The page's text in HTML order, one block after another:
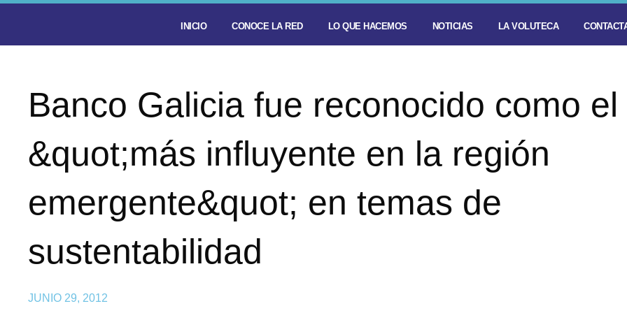
INICIO CONOCE LA RED LO QUE HACEMOS NOTICIAS LA VOLUTECA
Banco Galicia fue reconocido como el
&quot;más influyente en la región
emergente&quot; en temas de
sustentabilidad
JUNIO 29, 2012